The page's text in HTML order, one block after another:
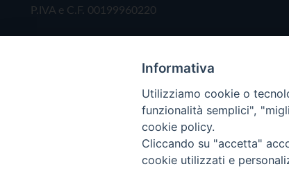
P.IVA e C.F. 00199960220
Copyright © 2019 - Tutti i diritti riservati -
Informativa
Utilizziamo cookie o
funzionalità semplici",
cookie policy.
Cliccando su "accetta"
cookie utilizzati e